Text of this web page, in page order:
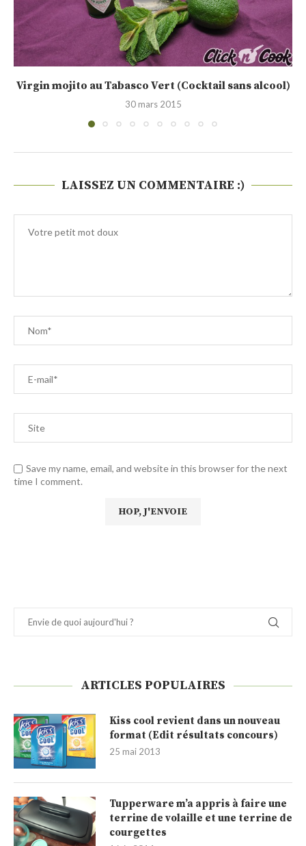
Manzanista, le cocktail frais de l’été à base...
14 août 2014
LAISSEZ UN COMMENTAIRE :)
Save my name, email, and website in this browser for the next
time I comment.
ARTICLES POPULAIRES
Kiss cool revient dans un nouveau
format (Edit résultats concours)
25 mai 2013
Tupperware m’a appris à faire une
terrine de volaille et une terrine de
courgettes